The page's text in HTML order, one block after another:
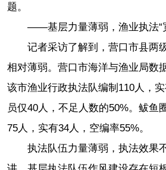
题。
——基层力量薄弱，渔业执法“
记者采访了解到，营口市县两
相对薄弱。营口市海洋与渔业局数
该市渔业行政执法队编制110人，
员仅40人，不足人数的50%。鲅鱼
75人，实有34人，空编率55%。
执法队伍力量薄弱，执法效果